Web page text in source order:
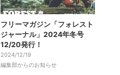
フリーマガジン「フォレスト
ジャーナル」2024年冬号
12/20発行！
2024/12/19
編集部からのお知らせ